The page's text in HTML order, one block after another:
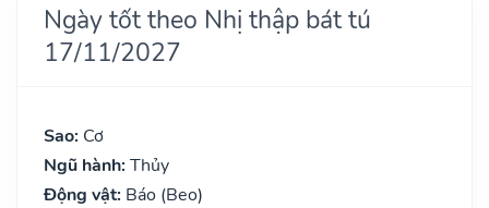
Ngày tốt theo Nhị thập bát tú
17/11/2027
Sao: Cơ
Ngũ hành: Thủy
Động vật: Báo (Beo)